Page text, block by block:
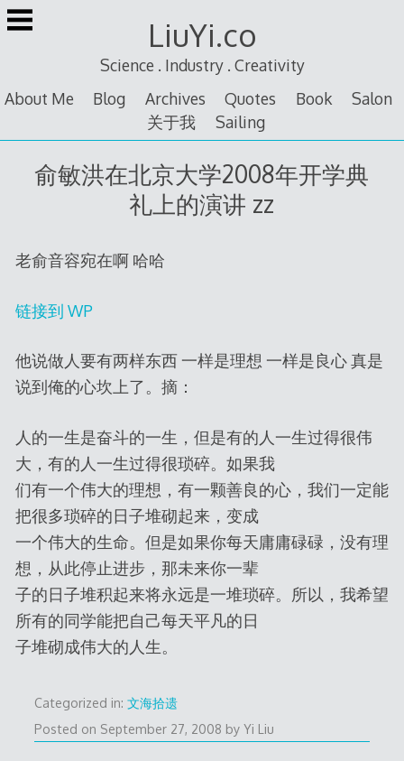
Skip
to
LiuYi.co
Science . Industry . Creativity
About Me
Blog Archives Quotes Book
Salon
关于我
Sailing
俞敏洪在北京大学2008年开学典
礼上的演讲 zz
老俞音容宛在啊 哈哈
链接到 WP
他说做人要有两样东西 一样是理想 一样是良心 真是
说到俺的心坎上了。摘：
人的一生是奋斗的一生，但是有的人一生过得很伟
大，有的人一生过得很琐碎。如果我
们有一个伟大的理想，有一颗善良的心，我们一定能
把很多琐碎的日子堆砌起来，变成
一个伟大的生命。但是如果你每天庸庸碌碌，没有理
想，从此停止进步，那未来你一辈
子的日子堆积起来将永远是一堆琐碎。所以，我希望
所有的同学能把自己每天平凡的日
子堆砌成伟大的人生。
Categorized in: 文海拾遗
Posted on September 27, 2008 by Yi Liu